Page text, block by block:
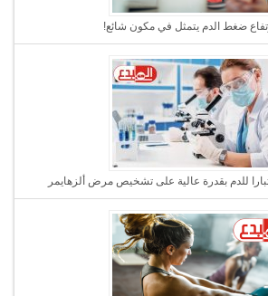
ضغط الدم يتمثل في مكون شائع!
للدم بقدرة عالية على تشخيص مرض ألزهايمر